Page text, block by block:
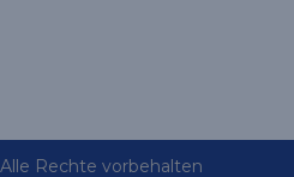
Rechte vorbehalten